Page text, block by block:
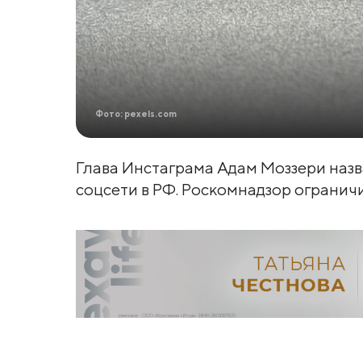
Фото: pexels.com
Глава Инстаграма Адам Моззери
соцсети в РФ. Роскомнадзор